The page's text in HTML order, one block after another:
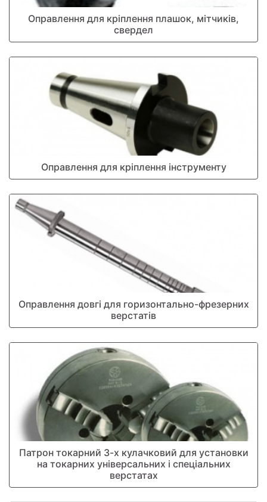
Оправлення для кріплення плашок, мітчиків,
свердел
Оправлення для кріплення інструменту
Оправлення довгі для горизонтально-фрезерних
верстатів
Патрон токарний 3-х кулачковий для установки
на токарних універсальних і спеціальних
верстатах